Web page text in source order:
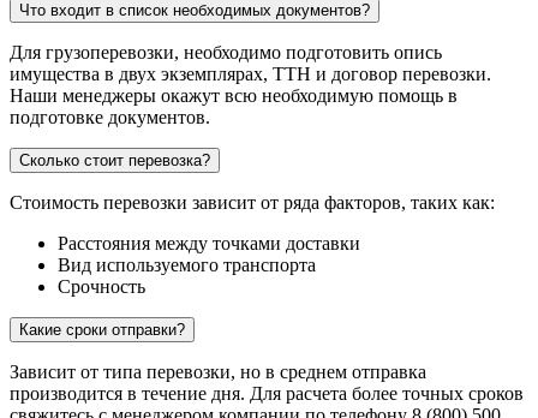
Что входит в список необходимых документов?
Для грузоперевозки, необходимо подготовить опись
имущества в двух экземплярах, ТТН и договор перевозки.
Наши менеджеры окажут всю необходимую помощь в
подготовке документов.
Сколько стоит перевозка?
Стоимость перевозки зависит от ряда факторов, таких как:
Расстояния между точками доставки
Вид используемого транспорта
Срочность
Какие сроки отправки?
Зависит от типа перевозки, но в среднем отправка
производится в течение дня. Для расчета более точных сроков